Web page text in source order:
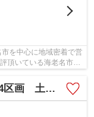
市を中心に地域密着で営
頂いている海老名市上
ペーン対象物件】